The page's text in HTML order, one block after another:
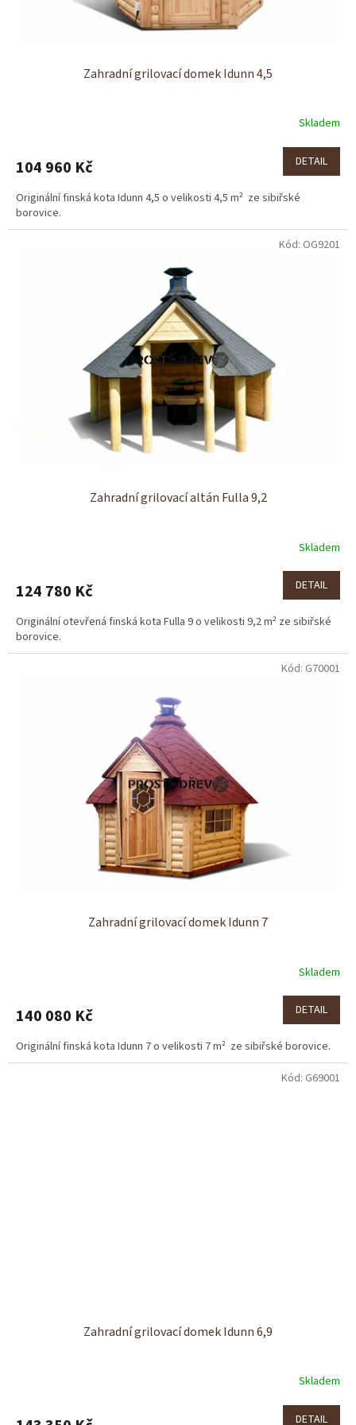
Zahradní grilovací domek Idunn 4,5
Skladem
104 960 Kč DETAIL
Originální finská kota Idunn 4,5 o velikosti 4,5 m² ze sibiřské
borovice.
Zahradní grilovací altán Fulla 9,2
Skladem
124 780 Kč DETAIL
Originální otevřená finská kota Fulla 9 o velikosti 9,2 m² ze sibiřské
borovice.
Kód: OG9201
Zahradní grilovací domek Idunn 7
Skladem
140 080 Kč DETAIL
Originální finská kota Idunn 7 o velikosti 7 m² ze sibiřské borovice.
Kód: G70001
Zahradní grilovací domek Idunn 6,9
Skladem
DETAIL
Kód: G69001